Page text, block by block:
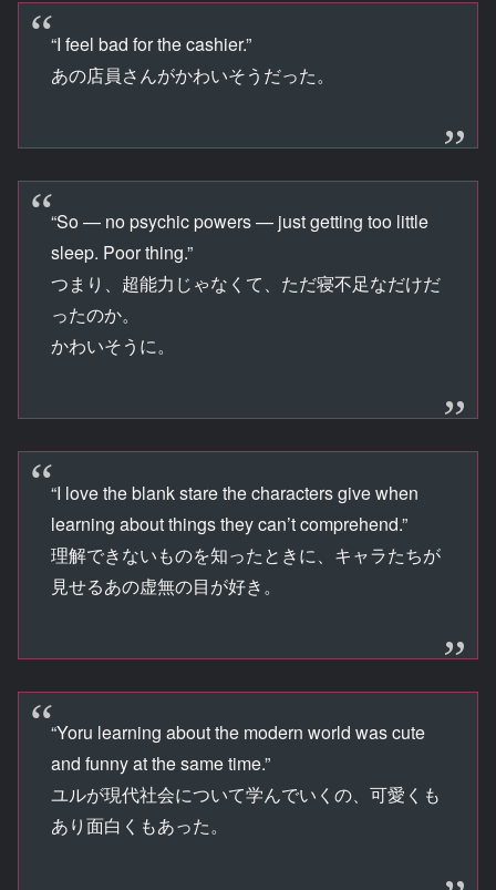
“I feel bad for the cashier.”
あの店員さんがかわいそうだった。
“So — no psychic powers — just getting too little
sleep. Poor thing.”
つまり、超能力じゃなくて、ただ寝不足なだけだ
ったのか。
かわいそうに。
“I love the blank stare the characters give when
learning about things they can’t comprehend.”
理解できないものを知ったときに、キャラたちが
見せるあの虚無の目が好き。
“Yoru learning about the modern world was cute
and funny at the same time.”
ユルが現代社会について学んでいくの、可愛くも
あり面白くもあった。